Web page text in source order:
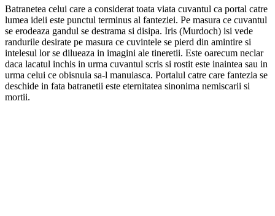
Batranetea celui care a considerat toata viata cuvantul ca portal catre
lumea ideii este punctul terminus al fanteziei. Pe masura ce cuvantul
se erodeaza gandul se destrama si disipa. Iris (Murdoch) isi vede
randurile desirate pe masura ce cuvintele se pierd din amintire si
intelesul lor se dilueaza in imagini ale tineretii. Este oarecum neclar
daca lacatul inchis in urma cuvantul scris si rostit este inaintea sau in
urma celui ce obisnuia sa-l manuiasca. Portalul catre care fantezia se
deschide in fata batranetii este eternitatea sinonima nemiscarii si
mortii.